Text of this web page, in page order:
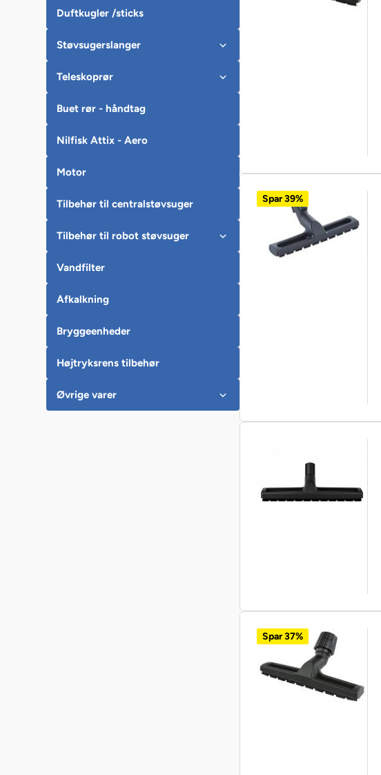
Duftkugler /sticks
Støvsugerslanger
Teleskoprør
Buet rør - håndtag
Nilfisk Attix - Aero
Motor
Tilbehør til centralstøvsuger
Tilbehør til robot støvsuger
Vandfilter
Afkalkning
Bryggeenheder
Højtryksrens tilbehør
Øvrige varer
Spar 39%
Spar 37%